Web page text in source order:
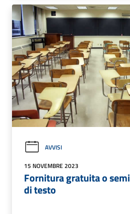
AVVISI
15 NOVEMBRE 2023
Fornitura gratuita o
di testo